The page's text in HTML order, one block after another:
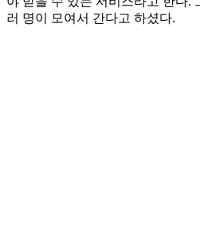
러 명이 모여서 간다고 하셨다.